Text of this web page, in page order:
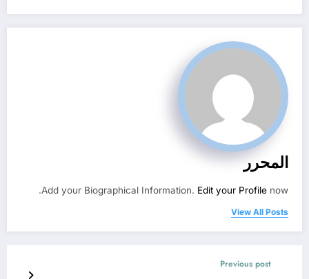
المحرر
Add your Biographical Information. Edit your Profile now.
View All Posts
Previous post